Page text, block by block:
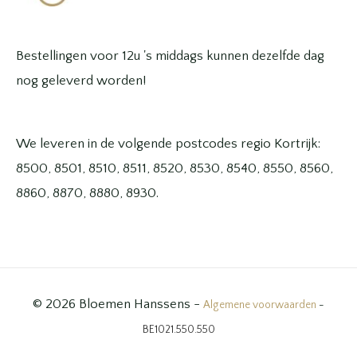
Bestellingen voor 12u 's middags kunnen dezelfde dag
nog geleverd worden!
We leveren in de volgende postcodes regio Kortrijk:
8500, 8501, 8510, 8511, 8520, 8530, 8540, 8550, 8560,
8860, 8870, 8880, 8930.
© 2026 Bloemen Hanssens - Algemene voorwaarden -
BE1021.550.550